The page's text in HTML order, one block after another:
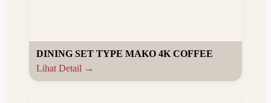
DINING SET TYPE MAKO 4K COFFEE
Lihat Detail →